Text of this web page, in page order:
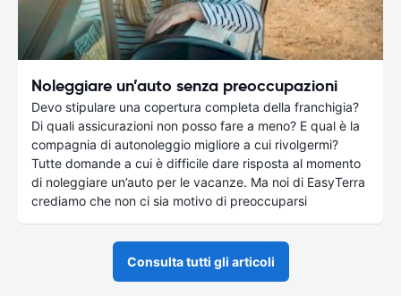
Noleggiare un’auto senza preoccupazioni
Devo stipulare una copertura completa della franchigia?
Di quali assicurazioni non posso fare a meno? E qual è la
compagnia di autonoleggio migliore a cui rivolgermi?
Tutte domande a cui è difficile dare risposta al momento
di noleggiare un’auto per le vacanze. Ma noi di EasyTerra
crediamo che non ci sia motivo di preoccuparsi
Consulta tutti gli articoli